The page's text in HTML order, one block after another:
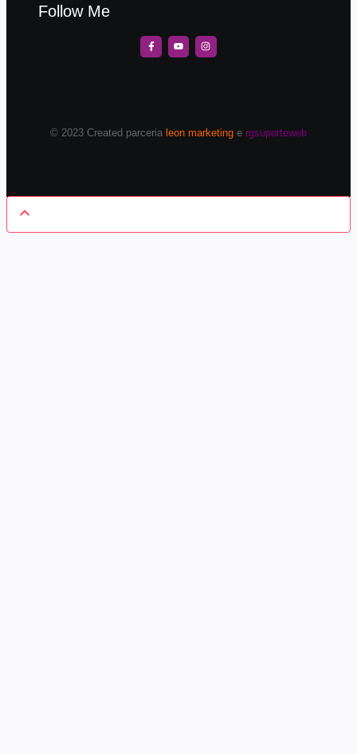
Follow Me
© 2023 Created parceria leon marketing e rgsuporteweb